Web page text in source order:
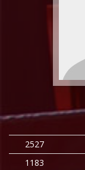
2527
1183